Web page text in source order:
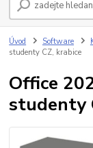
Úvod Software
studenty CZ, krabice
Office
studenty